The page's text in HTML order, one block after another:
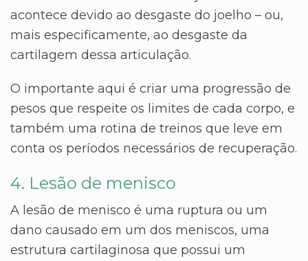
acontece devido ao desgaste do joelho – ou,
mais especificamente, ao desgaste da
cartilagem dessa articulação.
O importante aqui é criar uma progressão de
pesos que respeite os limites de cada corpo, e
também uma rotina de treinos que leve em
conta os períodos necessários de recuperação.
4. Lesão de menisco
A lesão de menisco é uma ruptura ou um
dano causado em um dos meniscos, uma
estrutura cartilaginosa que possui um